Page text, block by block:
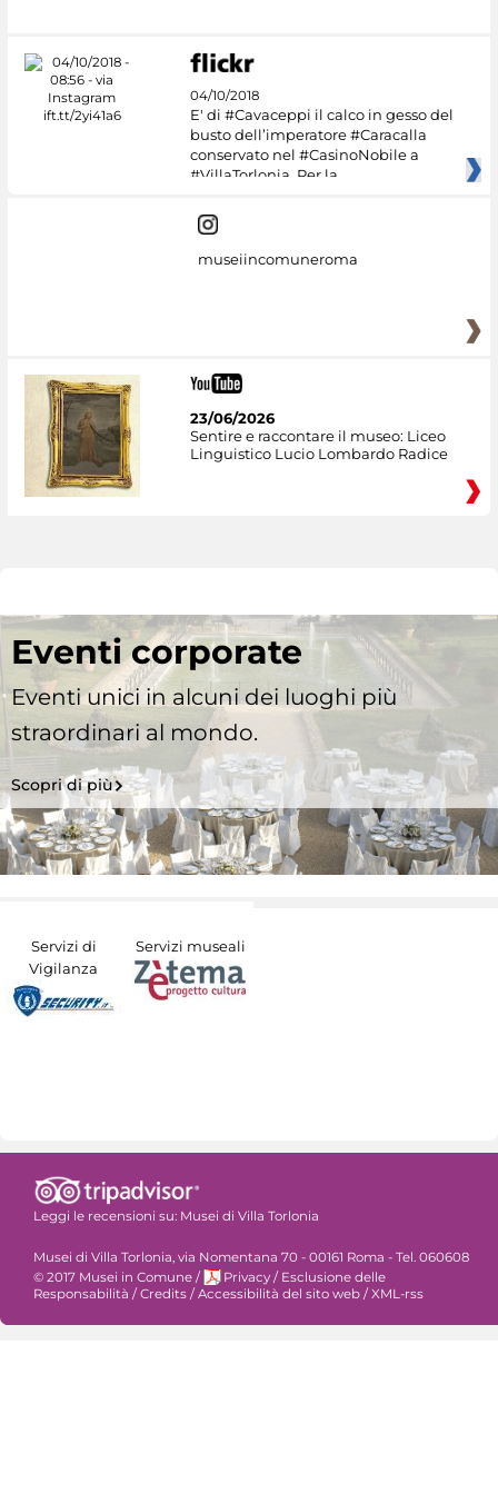
04/10/2018
E' di #Cavaceppi il calco in gesso del
busto dell’imperatore #Caracalla
conservato nel #CasinoNobile a
#VillaTorlonia. Per la
museiincomuneroma
23/06/2026
Sentire e raccontare il museo: Liceo
Linguistico Lucio Lombardo Radice
Eventi corporate
Eventi unici in alcuni dei luoghi più
straordinari al mondo.
Scopri di più
Servizi di
Vigilanza
Servizi museali
Leggi le recensioni su: Musei di Villa Torlonia
Musei di Villa Torlonia, via Nomentana 70 - 00161 Roma - Tel. 060608
© 2017 Musei in Comune / Privacy / Esclusione delle
Responsabilità /Credits /Accessibilità del sito web /XML-rss